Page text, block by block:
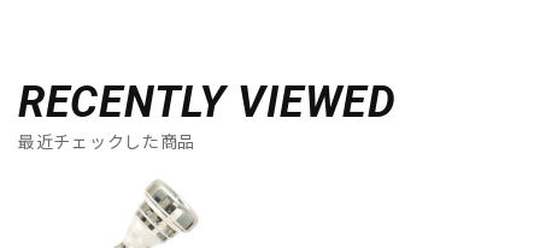
RECENTLY VIEWED
最近チェックした商品